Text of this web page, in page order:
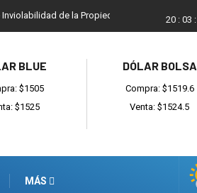
de la Propiedad Privada 20 : 03 :
BLUE
$1505
$1525
DÓLAR BOLSA
Compra: $1519.6
Venta: $1524.5
MÁS